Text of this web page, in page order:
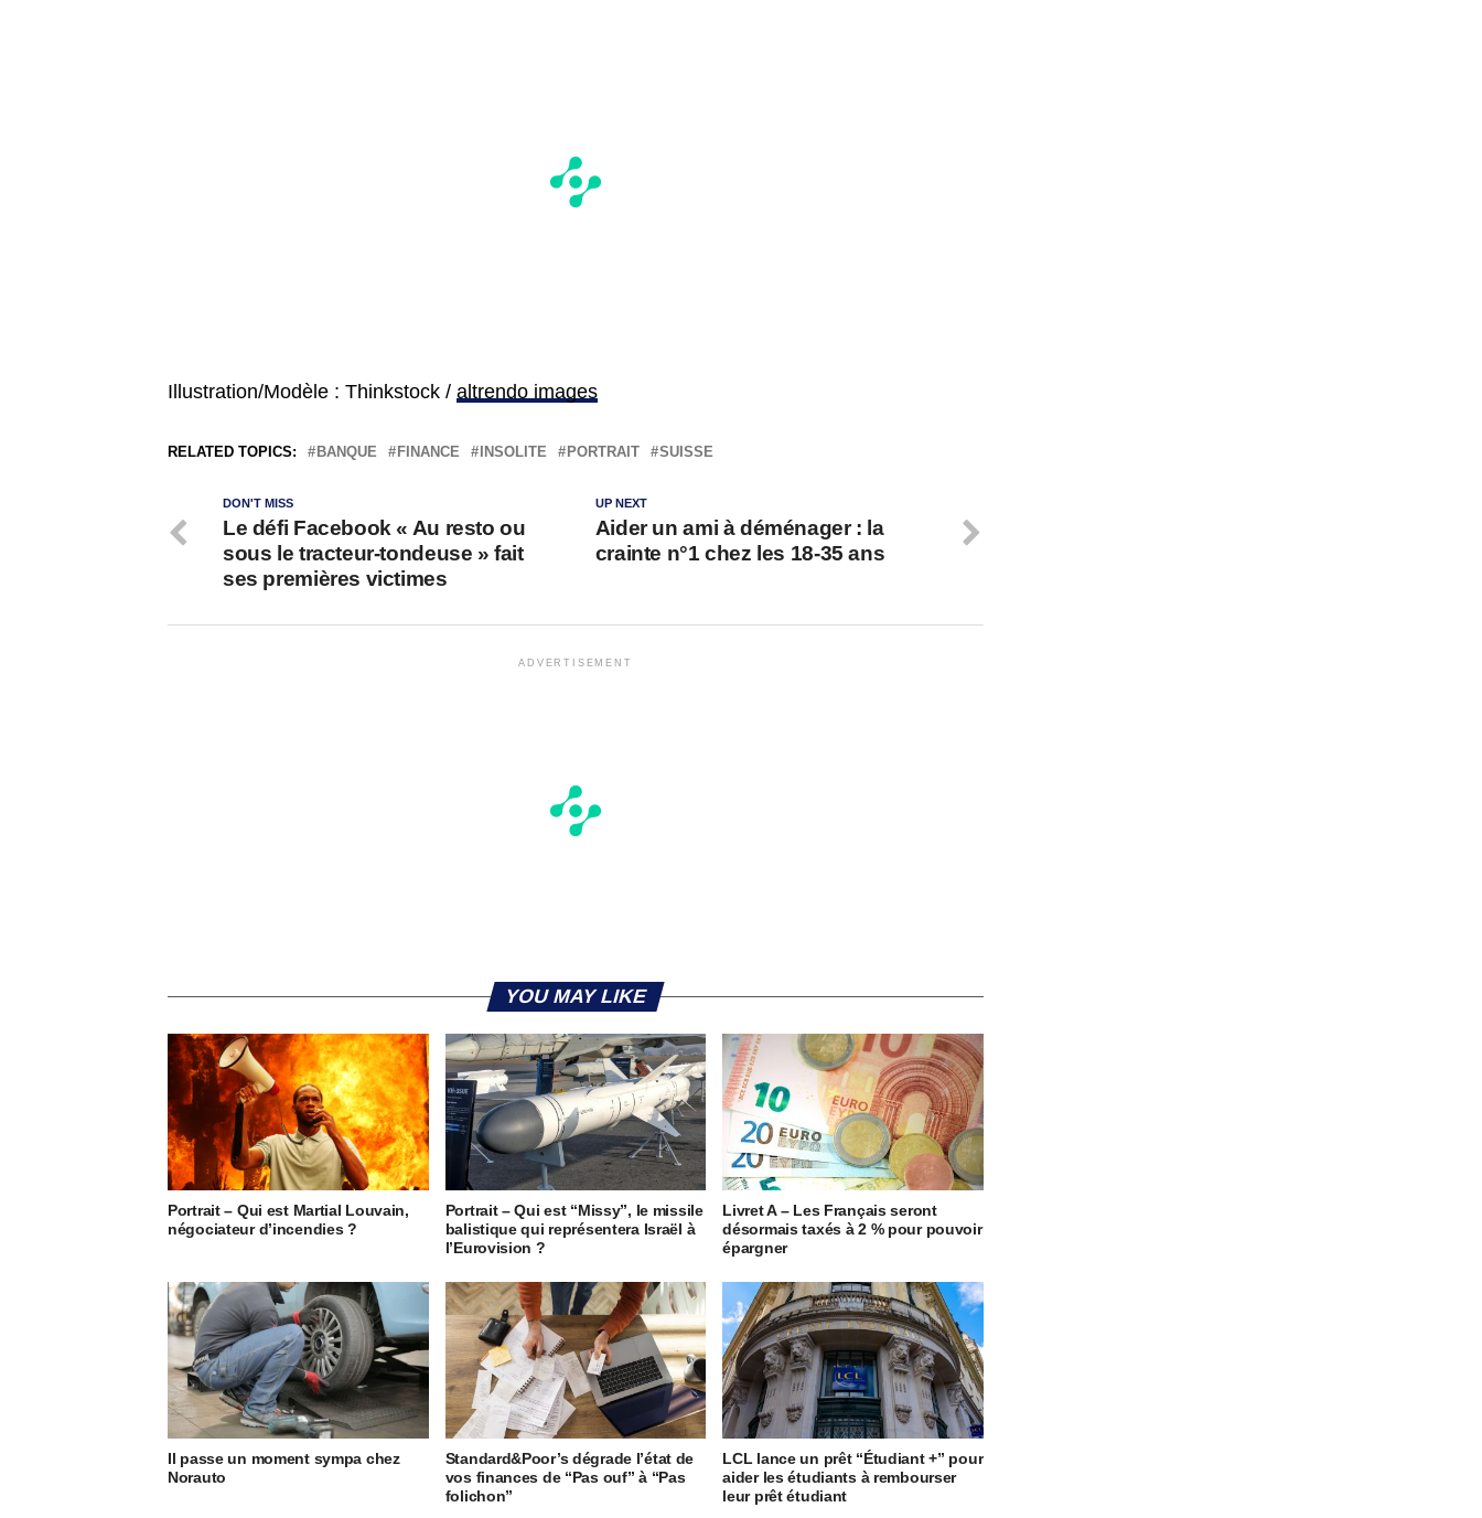
Illustration/Modèle : Thinkstock / altrendo images
RELATED TOPICS: BANQUE FINANCE INSOLITE PORTRAIT SUISSE
UP NEXT
Aider un ami à déménager : la
crainte n°1 chez les 18-35 ans
DON'T MISS
Le défi Facebook « Au resto ou
sous le tracteur-tondeuse » fait
ses premières victimes
ADVERTISEMENT
YOU MAY LIKE
Portrait – Qui est Martial Louvain,
négociateur d’incendies ?
Portrait – Qui est “Missy”, le missile
balistique qui représentera Israël à
l’Eurovision ?
Livret A – Les Français seront
désormais taxés à 2 % pour pouvoir
épargner
Il passe un moment sympa chez
Norauto
Standard&Poor’s dégrade l’état de
vos finances de “Pas ouf” à “Pas
folichon”
LCL lance un prêt “Étudiant +” pour
aider les étudiants à rembourser
leur prêt étudiant